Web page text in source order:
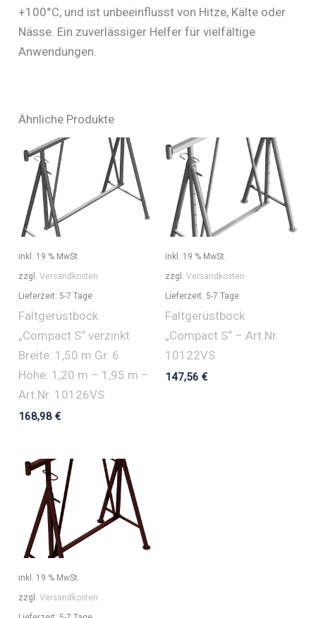
+100°C, und ist unbeeinflusst von Hitze, Kälte oder
Nässe. Ein zuverlässiger Helfer für vielfältige
Anwendungen.
Ähnliche Produkte
inkl. 19 % MwSt.
zzgl.Versandkosten
Lieferzeit: 5-7 Tage
Faltgerüstbock
„Compact S“ verzinkt
Breite: 1,50 m Gr. 6
Höhe: 1,20 m – 1,95 m –
Art.Nr. 10126VS
168,98€
inkl. 19 % MwSt.
zzgl. Versandkosten
Lieferzeit: 5-7 Tage
Faltgerüstbock
„Compact S“ – Art.Nr.
10122VS
147,56 €
inkl. 19 % MwSt.
zzgl.Versandkosten